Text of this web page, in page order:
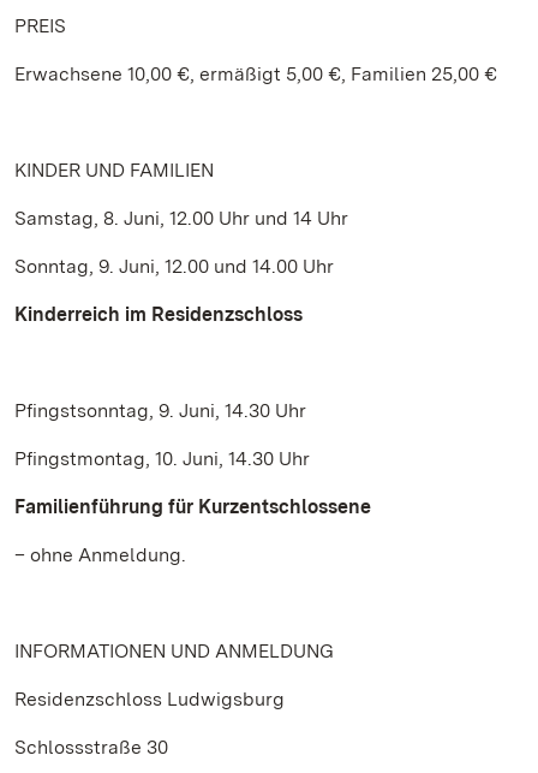
PREIS
Erwachsene 10,00 €, ermäßigt 5,00 €, Familien 25,00 €
KINDER UND FAMILIEN
Samstag, 8. Juni, 12.00 Uhr und 14 Uhr
Sonntag, 9. Juni, 12.00 und 14.00 Uhr
Kinderreich im Residenzschloss
Pfingstsonntag, 9. Juni, 14.30 Uhr
Pfingstmontag, 10. Juni, 14.30 Uhr
Familienführung für Kurzentschlossene
– ohne Anmeldung.
INFORMATIONEN UND ANMELDUNG
Residenzschloss Ludwigsburg
Schlossstraße 30